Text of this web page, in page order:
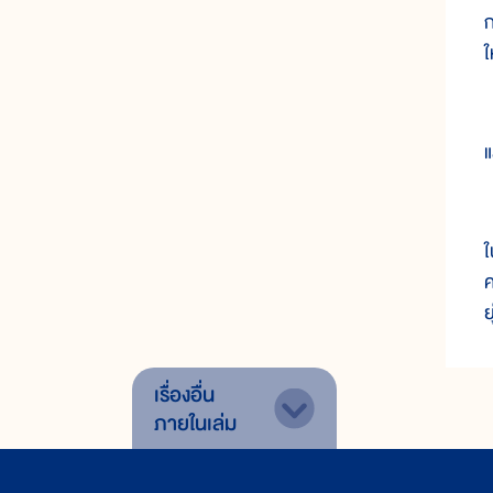
เรื่องอื่น
ภายในเล่ม